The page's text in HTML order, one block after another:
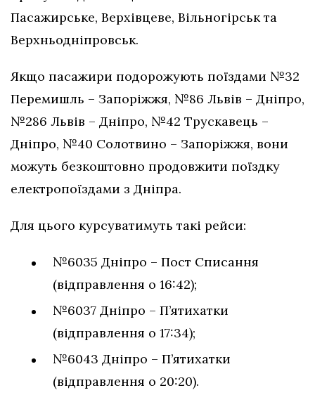
Пасажирське, Верхівцеве, Вільногірськ та
Верхньодніпровськ.
Якщо пасажири подорожують поїздами №32
Перемишль – Запоріжжя, №86 Львів – Дніпро,
№286 Львів – Дніпро, №42 Трускавець –
Дніпро, №40 Солотвино – Запоріжжя, вони
можуть безкоштовно продовжити поїздку
електропоїздами з Дніпра.
Для цього курсуватимуть такі рейси:
№6035 Дніпро – Пост Списання
(відправлення о 16:42);
№6037 Дніпро – П’ятихатки
(відправлення о 17:34);
№6043 Дніпро – П’ятихатки
(відправлення о 20:20).